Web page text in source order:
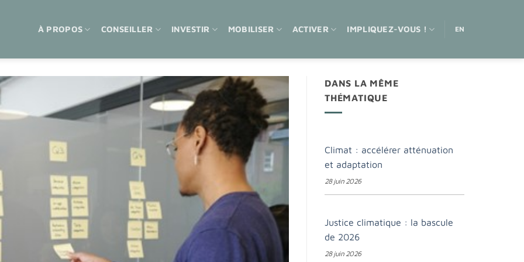
À PROPOS CONSEILLER INVESTIR MOBILISER ACTIVER IMPLIQUEZ-VOUS ! EN
DANS LA MÊME
THÉMATIQUE
Climat : accélérer atténuation
et adaptation
28 juin 2026
Justice climatique : la bascule
de 2026
28 juin 2026